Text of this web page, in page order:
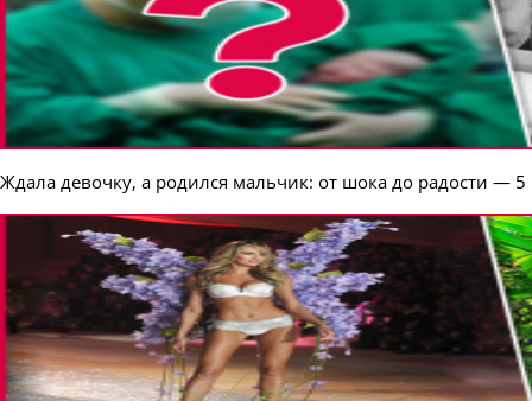
Ждала девочку, а родился мальчик: от шока до радости —